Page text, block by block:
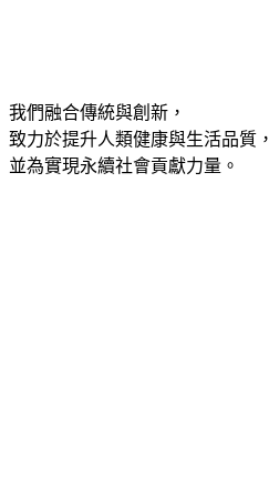
我們融合傳統與創新，
致力於提升人類健康與生活品質，
並為實現永續社會貢獻力量。